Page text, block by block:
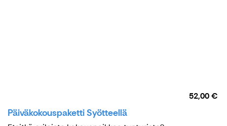
52,00 €
Päiväkokouspaketti Syötteellä